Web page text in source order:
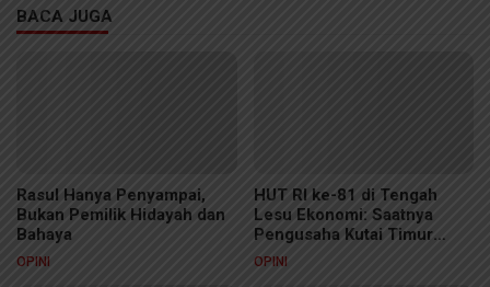
BACA JUGA
Rasul Hanya Penyampai,
Bukan Pemilik Hidayah dan
Bahaya
OPINI
HUT RI ke-81 di Tengah
Lesu Ekonomi: Saatnya
Pengusaha Kutai Timur
Membuktikan Diri
OPINI